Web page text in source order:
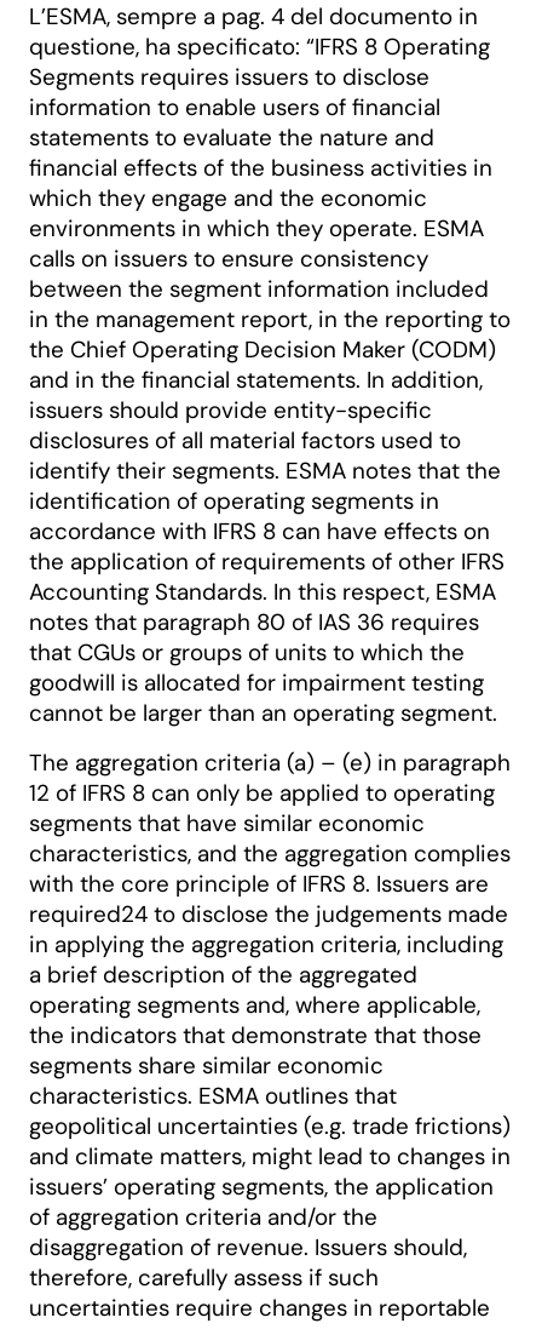
L’ESMA, sempre a pag. 4 del documento in
questione, ha specificato: “IFRS 8 Operating
Segments requires issuers to disclose
information to enable users of financial
statements to evaluate the nature and
financial effects of the business activities in
which they engage and the economic
environments in which they operate. ESMA
calls on issuers to ensure consistency
between the segment information included
in the management report, in the reporting to
the Chief Operating Decision Maker (CODM)
and in the financial statements. In addition,
issuers should provide entity-specific
disclosures of all material factors used to
identify their segments. ESMA notes that the
identification of operating segments in
accordance with IFRS 8 can have effects on
the application of requirements of other IFRS
Accounting Standards. In this respect, ESMA
notes that paragraph 80 of IAS 36 requires
that CGUs or groups of units to which the
goodwill is allocated for impairment testing
cannot be larger than an operating segment.
The aggregation criteria (a) – (e) in paragraph
12 of IFRS 8 can only be applied to operating
segments that have similar economic
characteristics, and the aggregation complies
with the core principle of IFRS 8. Issuers are
required24 to disclose the judgements made
in applying the aggregation criteria, including
a brief description of the aggregated
operating segments and, where applicable,
the indicators that demonstrate that those
segments share similar economic
characteristics. ESMA outlines that
geopolitical uncertainties (e.g. trade frictions)
and climate matters, might lead to changes in
issuers’ operating segments, the application
of aggregation criteria and/or the
disaggregation of revenue. Issuers should,
therefore, carefully assess if such
uncertainties require changes in reportable